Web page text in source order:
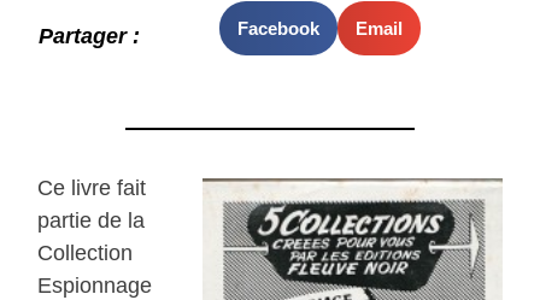
Partager : Facebook Email
Ce livre fait
partie de la
Collection
Espionnage